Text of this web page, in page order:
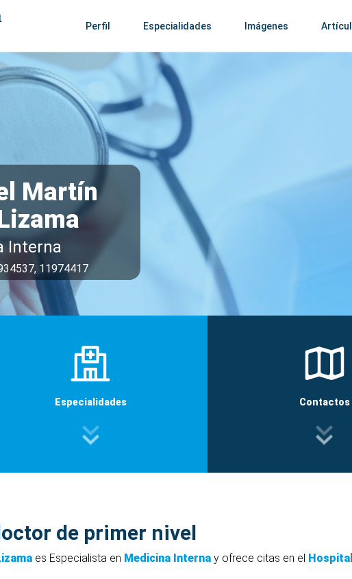
Perfil Especialidades Imágenes
Martín
Interna
11974417
Especialidades Contactos
de primer nivel
es Especialista en Medicina Interna y ofrece citas en el